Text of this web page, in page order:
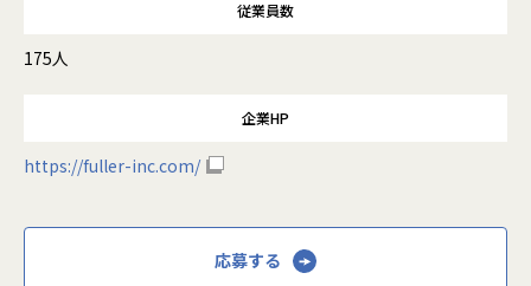
従業員数
175人
企業HP
https://fuller-inc.com/
応募する